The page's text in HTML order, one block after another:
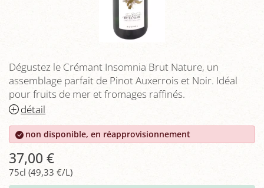
Dégustez le Crémant Insomnia Brut Nature, un
assemblage parfait de Pinot Auxerrois et Noir. Idéal
pour fruits de mer et fromages raffinés.
détail
non disponible, en réapprovisionnement
37,00 €
75cl (49,33 €/L)